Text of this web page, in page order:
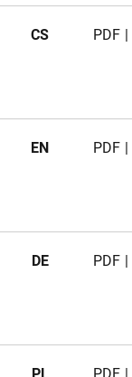
CS PDF
EN PDF
DE PDF